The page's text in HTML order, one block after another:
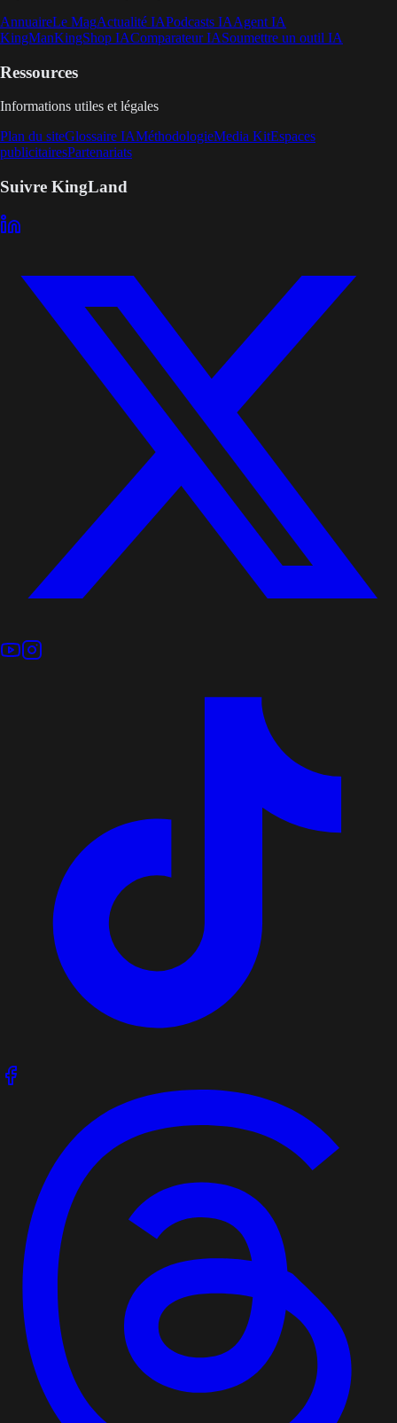
AnnuaireLe MagActualité IAPodcasts IAAgent IA
KingManKingShop IAComparateur IASoumettre un outil IA
Ressources
Informations utiles et légales
Plan du siteGlossaire IAMéthodologieMedia KitEspaces
publicitairesPartenariats
Suivre KingLand